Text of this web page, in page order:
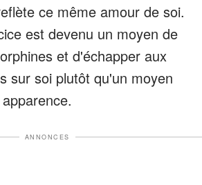
ce même amour de soi.
est devenu un moyen de
et d'échapper aux
sur soi plutôt qu'un moyen
ANNONCES